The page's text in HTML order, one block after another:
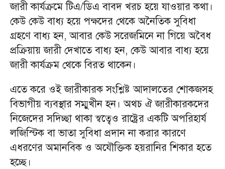
জারী কার্যক্রমে টিএ/ডিএ বাবদ খরচ হয়ে যাওয়ার কথা।
কেউ কেউ বাধ্য হয়ে পক্ষদের থেকে অনৈতিক সুবিধা
গ্রহণে বাধ্য হন, আবার কেউ সরেজমিনে না গিয়ে অবৈধ
প্রক্রিয়ায় জারী দেখাতে বাধ্য হন, কেউ আবার বাধ্য হয়ে
জারী কার্যক্রম থেকে বিরত থাকেন।
এতে করে ওই জারীকারক সংশ্লিষ্ট আদালতের শোকজসহ
বিভাগীয় ব্যবস্থার সম্মুখীন হন। অথচ ঐ জারীকারকদের
নিজেদের সদিচ্ছা থাকা স্বত্বেও রাষ্ট্রের একটি অপরিহার্য
লজিস্টিক বা ভাতা সুবিধা প্রদান না করার কারণে
এধরণের অমানবিক ও অযৌক্তিক হয়রানির শিকার হতে
হচ্ছে।